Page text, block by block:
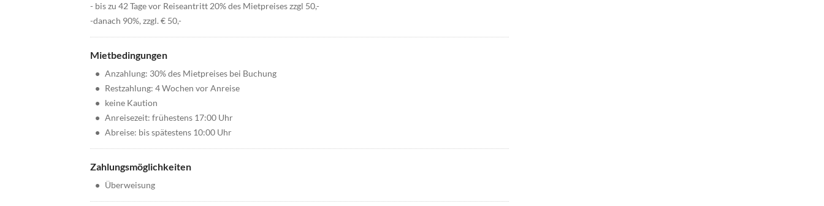
- bis zu 42 Tage vor Reiseantritt 20% des Mietpreises zzgl 50,-
-danach 90%, zzgl. € 50,-
Mietbedingungen
• Anzahlung: 30% des Mietpreises bei Buchung
• Restzahlung: 4 Wochen vor Anreise
• keine Kaution
• Anreisezeit: frühestens 17:00 Uhr
• Abreise: bis spätestens 10:00 Uhr
Zahlungsmöglichkeiten
• Überweisung